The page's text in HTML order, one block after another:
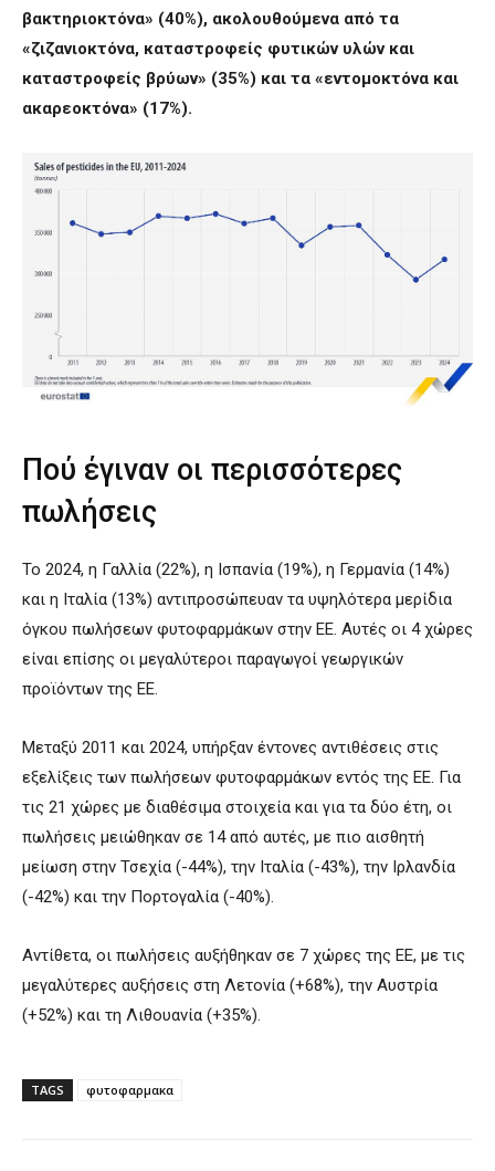
βακτηριοκτόνα» (40%), ακολουθούμενα από τα
«ζιζανιοκτόνα, καταστροφείς φυτικών υλών και
καταστροφείς βρύων» (35%) και τα «εντομοκτόνα και
ακαρεοκτόνα» (17%).
Πού έγιναν οι περισσότερες
πωλήσεις
Το 2024, η Γαλλία (22%), η Ισπανία (19%), η Γερμανία (14%)
και η Ιταλία (13%) αντιπροσώπευαν τα υψηλότερα μερίδια
όγκου πωλήσεων φυτοφαρμάκων στην ΕΕ. Αυτές οι 4 χώρες
είναι επίσης οι μεγαλύτεροι παραγωγοί γεωργικών
προϊόντων της ΕΕ.
Μεταξύ 2011 και 2024, υπήρξαν έντονες αντιθέσεις στις
εξελίξεις των πωλήσεων φυτοφαρμάκων εντός της ΕΕ. Για
τις 21 χώρες με διαθέσιμα στοιχεία και για τα δύο έτη, οι
πωλήσεις μειώθηκαν σε 14 από αυτές, με πιο αισθητή
μείωση στην Τσεχία (-44%), την Ιταλία (-43%), την Ιρλανδία
(-42%) και την Πορτογαλία (-40%).
Αντίθετα, οι πωλήσεις αυξήθηκαν σε 7 χώρες της ΕΕ, με τις
μεγαλύτερες αυξήσεις στη Λετονία (+68%), την Αυστρία
(+52%) και τη Λιθουανία (+35%).
TAGS φυτοφαρμακα